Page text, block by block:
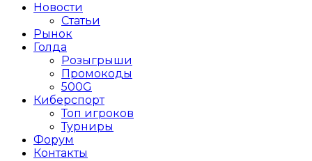
Новости
Статьи
Рынок
Голда
Розыгрыши
Промокоды
500G
Киберспорт
Топ игроков
Турниры
Форум
Контакты